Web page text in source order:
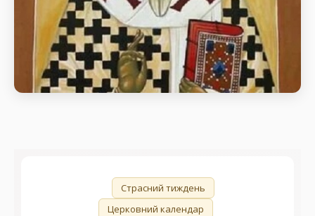
Константинопольського (582).
Страсний тиждень
Церковний календар